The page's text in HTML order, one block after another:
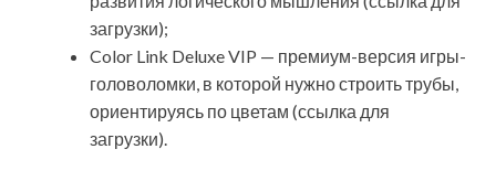
загрузки);
Color Link Deluxe VIP — премиум-версия игры-
головоломки, в которой нужно строить трубы,
ориентируясь по цветам (ссылка для
загрузки).